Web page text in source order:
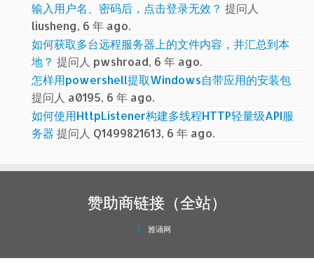
输入用户名、密码后，点击登录无效？ 提问人
liusheng, 6 年 ago.
如何获取多台远程服务器上的文件内容，并汇总到本
地？ 提问人 pwshroad, 6 年 ago.
怎样用powershell提取Windows自带应用的安装包
提问人 a0195, 6 年 ago.
如何使用HttpListener构建多线程HTTP轻量级API服
务器 提问人 Q1499821613, 6 年 ago.
赞助商链接（全站）
雅诵网